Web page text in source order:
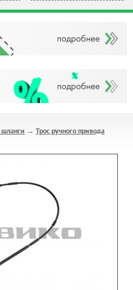
→ Трос ручного привода